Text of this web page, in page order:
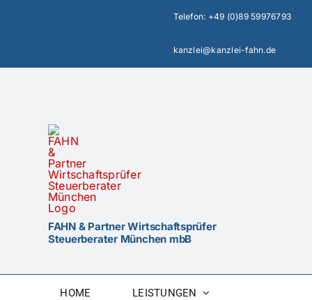
Telefon: +49 (0)89 59976793
kanzlei@kanzlei-fahn.de
FAHN & Partner Wirtschaftsprüfer
Steuerberater München mbB
HOME LEISTUNGEN